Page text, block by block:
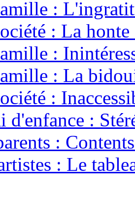
:
: La
:
: La
:
d'enfance :
:
: Le